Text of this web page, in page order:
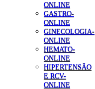
ONLINE
GASTRO-
ONLINE
GINECOLOGIA-
ONLINE
HEMATO-
ONLINE
HIPERTENSÃO
E RCV-
ONLINE